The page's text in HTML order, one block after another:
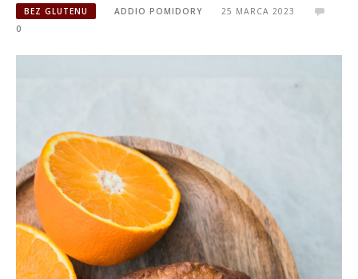
BEZ GLUTENU ADDIO POMIDORY
25 MARCA 2023
0